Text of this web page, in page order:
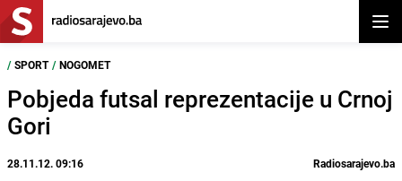
/ SPORT / NOGOMET
Pobjeda futsal reprezentacije u Crnoj
Gori
28.11.12. 09:16 Radiosarajevo.ba